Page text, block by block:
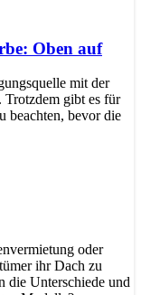
Oben auf
mit der
Trotzdem gibt es für
beachten, bevor die
oder
ihr Dach zu
die Unterschiede und